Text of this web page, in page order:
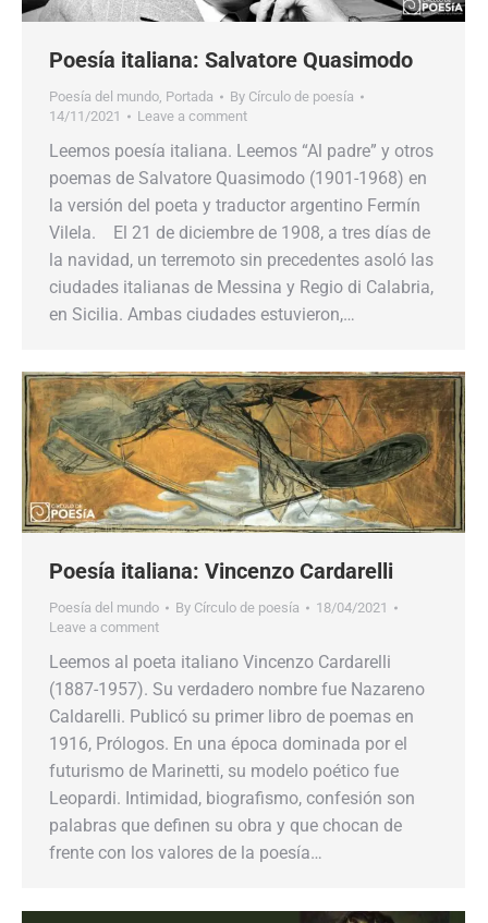
Poesía italiana: Salvatore Quasimodo
Poesía del mundo, Portada By Círculo de poesía
14/11/2021
Leave a comment
Leemos poesía italiana. Leemos “Al padre” y otros
poemas de Salvatore Quasimodo (1901-1968) en
la versión del poeta y traductor argentino Fermín
Vilela. El 21 de diciembre de 1908, a tres días de
la navidad, un terremoto sin precedentes asoló las
ciudades italianas de Messina y Regio di Calabria,
en Sicilia. Ambas ciudades estuvieron,…
Poesía italiana: Vincenzo Cardarelli
Poesía del mundo By Círculo de poesía
18/04/2021
Leave a comment
Leemos al poeta italiano Vincenzo Cardarelli
(1887-1957). Su verdadero nombre fue Nazareno
Caldarelli. Publicó su primer libro de poemas en
1916, Prólogos. En una época dominada por el
futurismo de Marinetti, su modelo poético fue
Leopardi. Intimidad, biografismo, confesión son
palabras que definen su obra y que chocan de
frente con los valores de la poesía…